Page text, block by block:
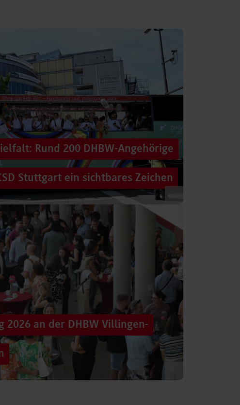
Rund 200 DHBW-Angehörige
Stuttgart ein sichtbares Zeichen
säumten am Samstag die Straßen der
Mitten im farbenfrohen Zug: ein eigener DHBW-
2026 an der DHBW Villingen-
– und dennoch eine Verbindung schaffen, mit